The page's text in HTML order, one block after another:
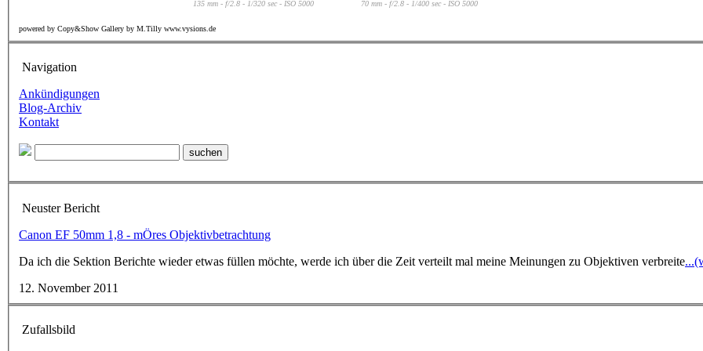
135 mm - f/2.8 - 1/320 sec - ISO 5000 70 mm - f/2.8 - 1/400 sec - ISO 5000
powered by Copy&Show Gallery by M.Tilly www.vysions.de
Navigation
Ankündigungen
Blog-Archiv
Kontakt
Neuster Bericht
Canon EF 50mm 1,8 - mÖres Objektivbetrachtung
Da ich die Sektion Berichte wieder etwas füllen möchte, werde ich über die Zeit verteilt mal meine Meinungen zu Objektiven verbreite
12. November 2011
Zufallsbild